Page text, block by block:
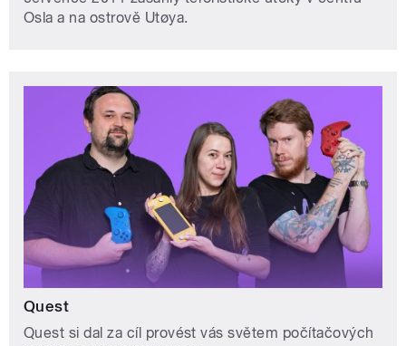
Osla a na ostrově Utøya.
Quest
Quest si dal za cíl provést vás světem počítačových